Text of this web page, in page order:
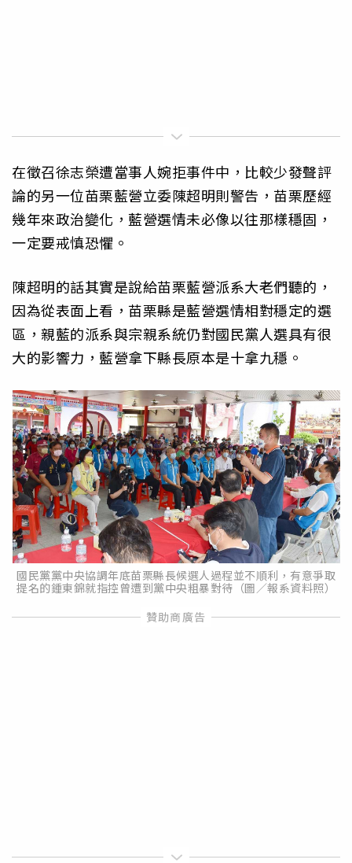
在徵召徐志榮遭當事人婉拒事件中，比較少發聲評
論的另一位苗栗藍營立委陳超明則警告，苗栗歷經
幾年來政治變化，藍營選情未必像以往那樣穩固，
一定要戒慎恐懼。
陳超明的話其實是說給苗栗藍營派系大老們聽的，
因為從表面上看，苗栗縣是藍營選情相對穩定的選
區，親藍的派系與宗親系統仍對國民黨人選具有很
大的影響力，藍營拿下縣長原本是十拿九穩。
國民黨黨中央協調年底苗栗縣長候選人過程並不順利，有意爭取
提名的鍾東錦就指控曾遭到黨中央粗暴對待（圖／報系資料照）